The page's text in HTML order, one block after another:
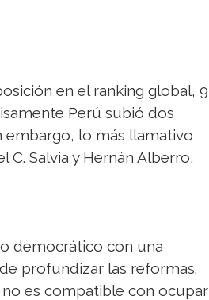
en el ranking global, 9
Perú subió dos
embargo, lo más llamativo
Salvia y Hernán Alberro,
democrático con una
profundizar las reformas.
es compatible con ocupar